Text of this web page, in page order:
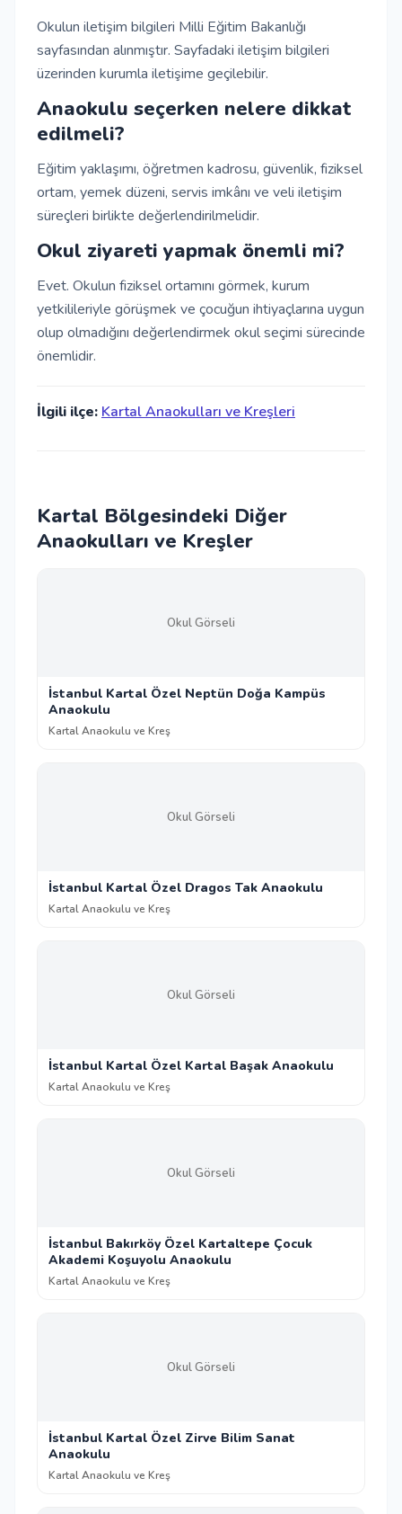
Okulun iletişim bilgileri Milli Eğitim Bakanlığı
sayfasından alınmıştır. Sayfadaki iletişim bilgileri
üzerinden kurumla iletişime geçilebilir.
Anaokulu seçerken nelere dikkat
edilmeli?
Eğitim yaklaşımı, öğretmen kadrosu, güvenlik, fiziksel
ortam, yemek düzeni, servis imkânı ve veli iletişim
süreçleri birlikte değerlendirilmelidir.
Okul ziyareti yapmak önemli mi?
Evet. Okulun fiziksel ortamını görmek, kurum
yetkilileriyle görüşmek ve çocuğun ihtiyaçlarına uygun
olup olmadığını değerlendirmek okul seçimi sürecinde
önemlidir.
İlgili ilçe: Kartal Anaokulları ve Kreşleri
Kartal Bölgesindeki Diğer
Anaokulları ve Kreşler
Okul Görseli
İstanbul Kartal Özel Neptün Doğa Kampüs
Anaokulu
Kartal Anaokulu ve Kreş
Okul Görseli
İstanbul Kartal Özel Dragos Tak Anaokulu
Kartal Anaokulu ve Kreş
Okul Görseli
İstanbul Kartal Özel Kartal Başak Anaokulu
Kartal Anaokulu ve Kreş
Okul Görseli
İstanbul Bakırköy Özel Kartaltepe Çocuk
Akademi Koşuyolu Anaokulu
Kartal Anaokulu ve Kreş
Okul Görseli
İstanbul Kartal Özel Zirve Bilim Sanat
Anaokulu
Kartal Anaokulu ve Kreş